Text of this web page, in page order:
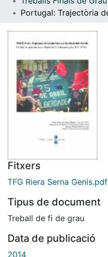
Fitxers
TFG Riera Serna Genis.pdf
Tipus de document
Treball de fi de grau
Data de publicació
2014